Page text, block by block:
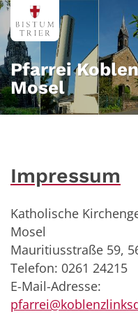
Zum Inhalt springen
Pfarrei
Mosel
Impressum
Katholische
Mosel
Mauritiusstraße 59,
Telefon: 0261 24215
E-Mail-Adresse: